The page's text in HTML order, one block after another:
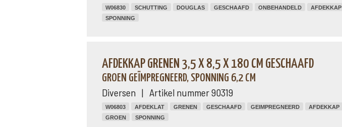
W06830 SCHUTTING DOUGLAS GESCHAAFD ONBEHANDELD AFDEKKAP
SPONNING
AFDEKKAP GRENEN 3,5 X 8,5 X 180 CM GESCHAAFD
GROEN GEÏMPREGNEERD, SPONNING 6,2 CM
Diversen | Artikel nummer 90319
W06803 AFDEKLAT GRENEN GESCHAAFD GEIMPREGNEERD AFDEKKAP
GROEN
SPONNING